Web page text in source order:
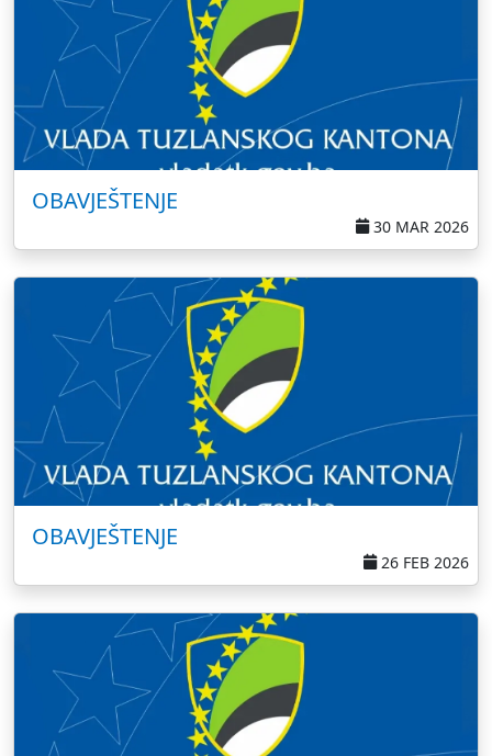
OBAVJEŠTENJE
30 MAR 2026
OBAVJEŠTENJE
26 FEB 2026